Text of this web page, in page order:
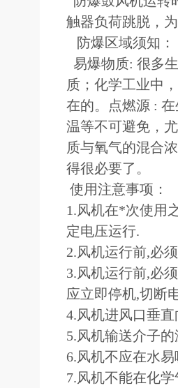
触器负荷跳脱，
防爆区域须知：
易爆物质: 很多
质；化学工业中
在的。点燃源 :
温等不可避免，
质与氧气的混合
得很必要了。
使用注意事项：
1.风机在*次使用
定电压运行.
2.风机运行前,必
3.风机运行前,必
应立即停机,切断
4.风机进风口垂
5.风机输送介子
6.风机不应在水
7.风机不能在化